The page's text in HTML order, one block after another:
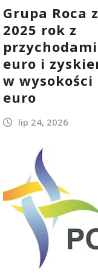
Grupa Roca
2025 rok z
euro i
w wysokości
euro
lip 24, 2026